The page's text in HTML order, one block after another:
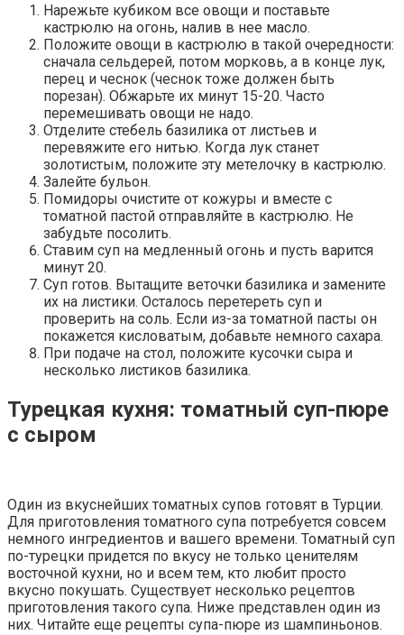
Нарежьте кубиком все овощи и поставьте
кастрюлю на огонь, налив в нее масло.
Положите овощи в кастрюлю в такой очередности:
сначала сельдерей, потом морковь, а в конце лук,
перец и чеснок (чеснок тоже должен быть
порезан). Обжарьте их минут 15-20. Часто
перемешивать овощи не надо.
Отделите стебель базилика от листьев и
перевяжите его нитью. Когда лук станет
золотистым, положите эту метелочку в кастрюлю.
Залейте бульон.
Помидоры очистите от кожуры и вместе с
томатной пастой отправляйте в кастрюлю. Не
забудьте посолить.
Ставим суп на медленный огонь и пусть варится
минут 20.
Суп готов. Вытащите веточки базилика и замените
их на листики. Осталось перетереть суп и
проверить на соль. Если из-за томатной пасты он
покажется кисловатым, добавьте немного сахара.
При подаче на стол, положите кусочки сыра и
несколько листиков базилика.
Турецкая кухня: томатный суп-пюре
с сыром
Один из вкуснейших томатных супов готовят в Турции.
Для приготовления томатного супа потребуется совсем
немного ингредиентов и вашего времени. Томатный суп
по-турецки придется по вкусу не только ценителям
восточной кухни, но и всем тем, кто любит просто
вкусно покушать. Существует несколько рецептов
приготовления такого супа. Ниже представлен один из
них. Читайте еще рецепты супа-пюре из шампиньонов.